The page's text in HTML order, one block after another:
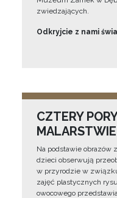
zwiedzających.
Odkryjcie z nami
CZTERY
Na podstawie obrazów
dzieci obserwują
w przyrodzie w
zajęć plastycznych
owocowego